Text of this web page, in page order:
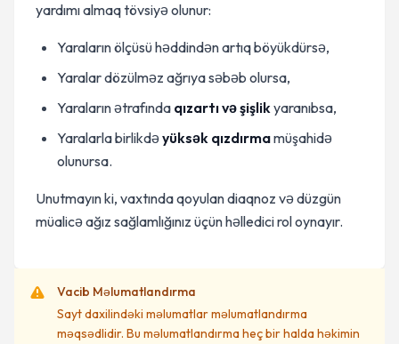
yardımı almaq tövsiyə olunur:
Yaraların ölçüsü həddindən artıq böyükdürsə,
Yaralar dözülməz ağrıya səbəb olursa,
Yaraların ətrafında qızartı və şişlikyaranıbsa,
Yaralarla birlikdəyüksək qızdırmamüşahidə
olunursa.
Unutmayın ki, vaxtında qoyulan diaqnoz və düzgün
müalicə ağız sağlamlığınız üçün həlledici rol oynayır.
Vacib Məlumatlandırma
Sayt daxilindəki məlumatlar məlumatlandırma
məqsədlidir. Bu məlumatlandırma heç bir halda həkimin